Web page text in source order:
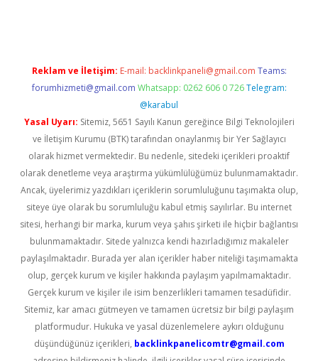
Reklam ve İletişim: E-mail: backlinkpaneli@gmail.com Teams:
forumhizmeti@gmail.com Whatsapp: 0262 606 0 726 Telegram:
@karabul
Yasal Uyarı: Sitemiz, 5651 Sayılı Kanun gereğince Bilgi Teknolojileri
ve İletişim Kurumu (BTK) tarafından onaylanmış bir Yer Sağlayıcı
olarak hizmet vermektedir. Bu nedenle, sitedeki içerikleri proaktif
olarak denetleme veya araştırma yükümlülüğümüz bulunmamaktadır.
Ancak, üyelerimiz yazdıkları içeriklerin sorumluluğunu taşımakta olup,
siteye üye olarak bu sorumluluğu kabul etmiş sayılırlar. Bu internet
sitesi, herhangi bir marka, kurum veya şahıs şirketi ile hiçbir bağlantısı
bulunmamaktadır. Sitede yalnızca kendi hazırladığımız makaleler
paylaşılmaktadır. Burada yer alan içerikler haber niteliği taşımamakta
olup, gerçek kurum ve kişiler hakkında paylaşım yapılmamaktadır.
Gerçek kurum ve kişiler ile isim benzerlikleri tamamen tesadüfidir.
Sitemiz, kar amacı gütmeyen ve tamamen ücretsiz bir bilgi paylaşım
platformudur. Hukuka ve yasal düzenlemelere aykırı olduğunu
düşündüğünüz içerikleri, backlinkpanelicomtr@gmail.com